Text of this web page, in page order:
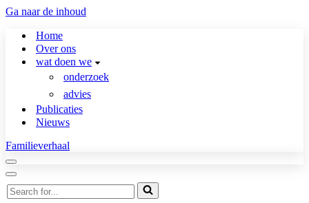
Ga naar de inhoud
Home
Over ons
wat doen we
onderzoek
advies
Publicaties
Nieuws
Familieverhaal
Navigatie
Menu
Navigatie
Menu
Zoek
naar...